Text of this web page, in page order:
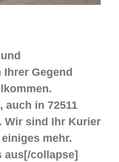
Gegend
in 72511
Wir sind Ihr Kurier
mehr.
aus[/collapse]